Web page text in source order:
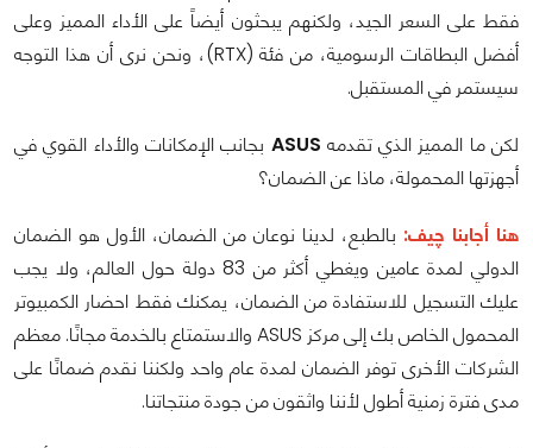
فقط على السعر الجيد، ولكنهم يبحثون أيضاً على الأداء المميز وعلى
أفضل البطاقات الرسومية، من فئة (RTX)، ونحن نرى أن هذا التوجه
سيستمر في المستقبل.
لكن ما المميز الذي تقدمه ASUS بجانب الإمكانات والأداء القوي في
أجهزتها المحمولة، ماذا عن الضمان؟
هنا أجابنا چيف: بالطبع، لدينا نوعان من الضمان، الأول هو الضمان
الدولي لمدة عامين ويغطي أكثر من 83 دولة حول العالم، ولا يجب
عليك التسجيل للاستفادة من الضمان، يمكنك فقط احضار الكمبيوتر
المحمول الخاص بك إلى مركز ASUS والاستمتاع بالخدمة مجانًا. معظم
الشركات الأخرى توفر الضمان لمدة عام واحد ولكننا نقدم ضمانًا على
مدى فترة زمنية أطول لأننا واثقون من جودة منتجاتنا.